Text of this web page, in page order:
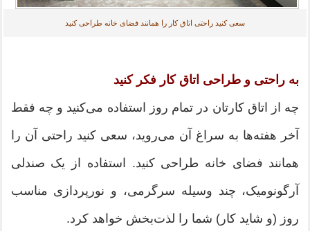
سعی کنید راحتی اتاق کار را همانند فضای خانه طراحی کنید
به راحتی و طراحی اتاق کار فکر کنید
چه از اتاق کارتان در تمام روز استفاده می‌کنید و چه فقط
آخر هفته‌ها به سراغ آن می‌روید، سعی کنید راحتی آن را
همانند فضای خانه طراحی کنید. استفاده از یک صندلی
آرگونومیک، چند وسیله سرگرمی، و نورپردازی مناسب
روز (و شاید کار) شما را لذت‌بخش خواهد کرد.